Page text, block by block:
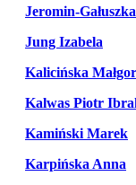
Jeromin-
Jung Izabela
Kalicińska
Kalwas Piotr
Kamiński Marek
Karpińska Anna